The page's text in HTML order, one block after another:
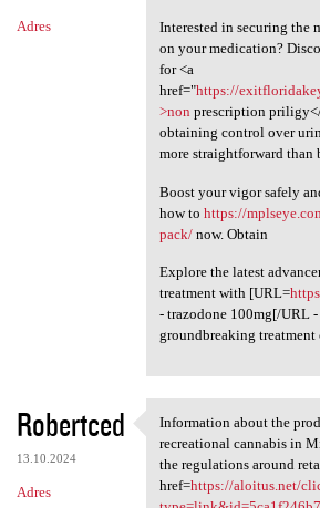
Adres
Interested in securing the
on your medication?
for <a
href="https://
>non prescription
obtaining control over
more straightforward than
Boost your vigor safely
how to https://
pack/now. Obtain
Explore the latest
treatment with [URL=
- trazodone 100mg[/URL
groundbreaking treatment
Robertced
13.10.2024
Adres
Information about
Information about the
recreational cannabis in
the regulations around
href=https://aloitus.net/